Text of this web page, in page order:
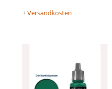
+Versandkosten